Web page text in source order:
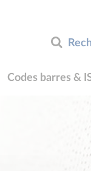
Codes barres &